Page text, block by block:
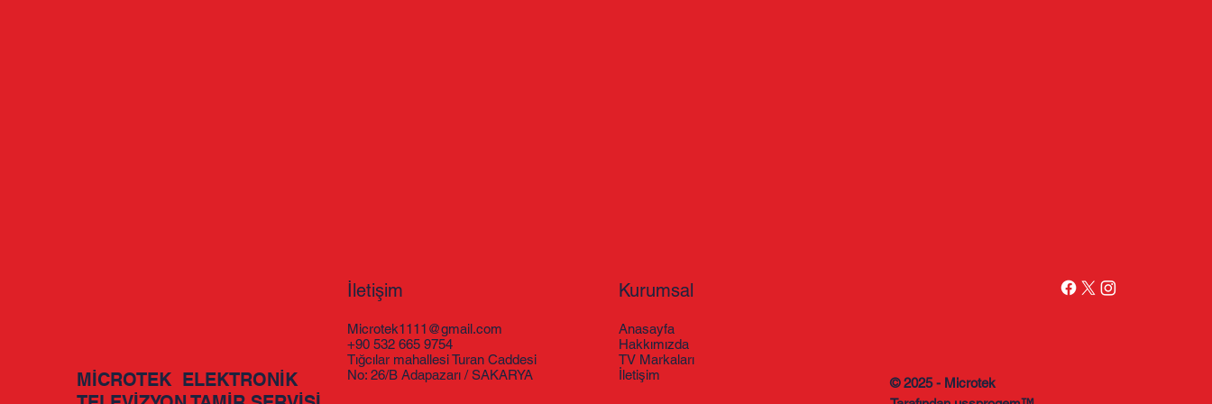
MİCROTEK ELEKTRONİK
İletişim
Microtek1111@gmail.com
+90 532 665 9754
Tığcılar mahallesi Turan Caddesi
No: 26/B Adapazarı / SAKARYA
Kurumsal
Anasayfa
Hakkımızda
TV Markaları
İletişim
© 2025 - Microtek